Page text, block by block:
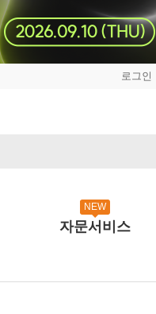
로그인
NEW
자문서비스